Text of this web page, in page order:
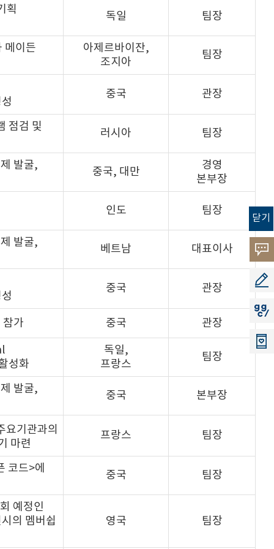
닫기
고객
소리
공모
지지
획
독일 팀장
메이든
아제르바이잔,
조지아
팀장
중국 관장
점검 및
러시아 팀장
발굴,
중국, 대만
경영
본부장
인도 팀장
발굴,
베트남 대표이사
중국 관장
참가 중국 관장
성화
독일,
프랑스
팀장
발굴,
중국 본부장
요기관과의
마련
프랑스 팀장
코드>에
중국 팀장
예정인
의 멤버쉽
영국 팀장